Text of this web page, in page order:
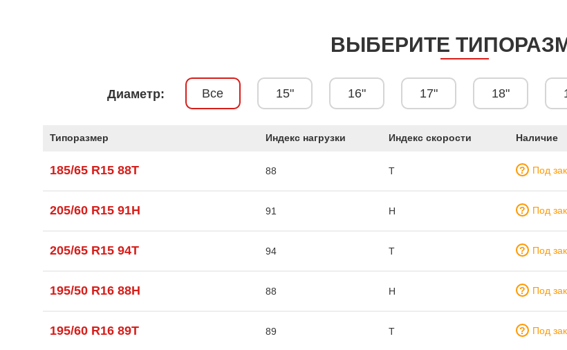
ВЫБЕРИТЕ
Диаметр: Все 15" 16" 17" 18"
Типоразмер Индекс нагрузки Индекс скорости Наличие
185/65 R15 88T 88 T Под
205/60 R15 91H 91 H Под
205/65 R15 94T 94 T Под
195/50 R16 88H 88 H Под
195/60 R16 89T 89 T Под